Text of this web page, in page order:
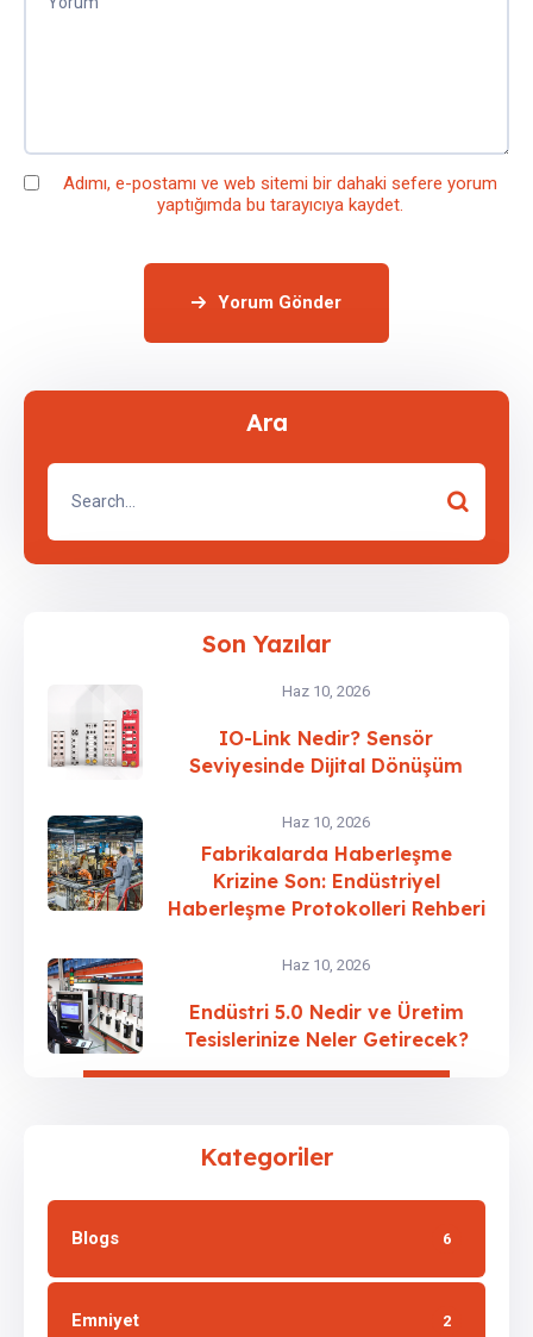
Adımı, e-postamı ve web sitemi bir dahaki sefere yorum
yaptığımda bu tarayıcıya kaydet.
Yorum Gönder
Ara
Son Yazılar
Haz 10, 2026
IO-Link Nedir? Sensör
Seviyesinde Dijital Dönüşüm
Haz 10, 2026
Fabrikalarda Haberleşme
Krizine Son: Endüstriyel
Haberleşme Protokolleri Rehberi
Haz 10, 2026
Endüstri 5.0 Nedir ve Üretim
Tesislerinize Neler Getirecek?
Kategoriler
Blogs 6
Emniyet 2